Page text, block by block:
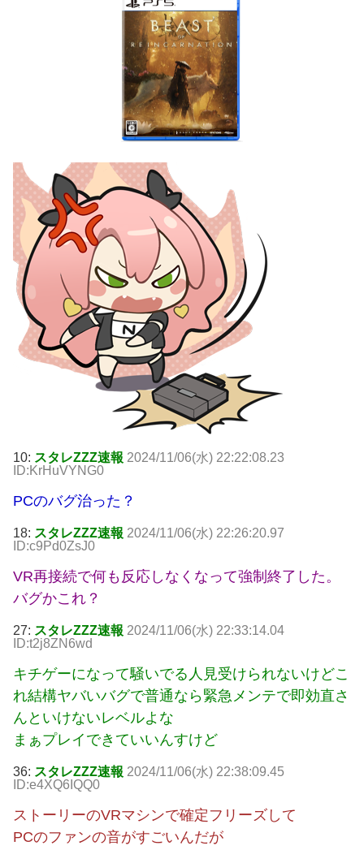
10: スタレZZZ速報 2024/11/06(水) 22:22:08.23
ID:KrHuVYNG0
PCのバグ治った？
18: スタレZZZ速報 2024/11/06(水) 22:26:20.97
ID:c9Pd0ZsJ0
VR再接続で何も反応しなくなって強制終了した。
バグかこれ？
27: スタレZZZ速報 2024/11/06(水) 22:33:14.04
ID:t2j8ZN6wd
キチゲーになって騒いでる人見受けられないけどこ
れ結構ヤバいバグで普通なら緊急メンテで即効直さ
んといけないレベルよな
まぁプレイできていいんすけど
36: スタレZZZ速報 2024/11/06(水) 22:38:09.45
ID:e4XQ6IQQ0
ストーリーのVRマシンで確定フリーズして
PCのファンの音がすごいんだが